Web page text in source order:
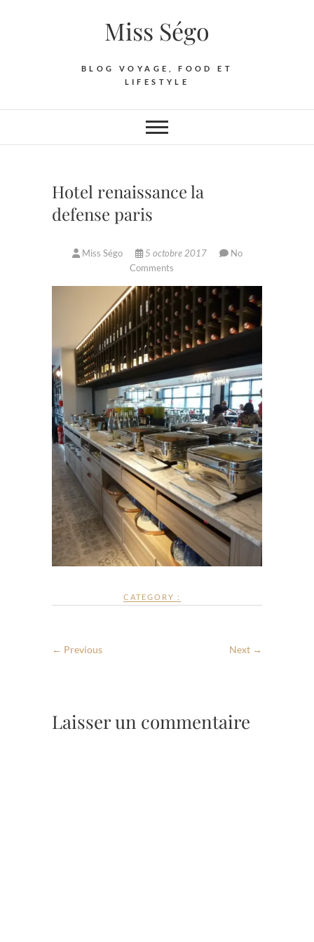
Miss Ségo
BLOG VOYAGE, FOOD ET
LIFESTYLE
Hotel renaissance la
defense paris
Miss Ségo 5 octobre 2017
No
Comments
CATEGORY :
← Previous Next →
Laisser un commentaire